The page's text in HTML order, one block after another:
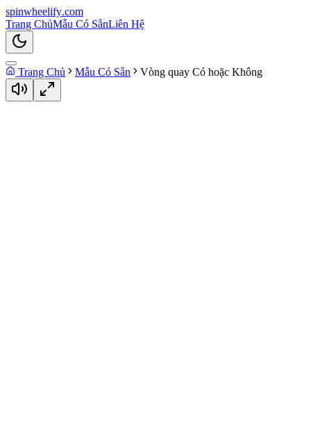
spinwheelify.com
Trang ChủMẫu Có SẵnLiên Hệ
Trang Chủ Mẫu Có Sẵn Vòng quay Có hoặc Không